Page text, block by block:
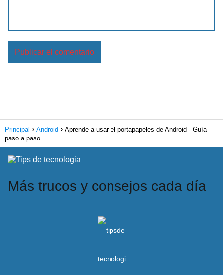
Principal Android
Aprende a usar el portapapeles de Android - Guía
paso a paso
Más trucos y consejos cada día